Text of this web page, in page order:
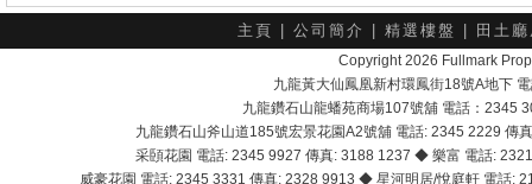
主頁 公司簡介 精選樓盤 田土
Copyright 2026 Fullmark
九龍黃大仙鳳凰新村環鳳街18號A地下
九龍鑽石山龍蟠苑商場107號舖 電話：2345
九龍鑽石山斧山道185號宏景花園A2號舖 電話: 2345 2229
采頣花園 電話: 2345 9927 傳真: 3188 1237 ◆ 樂富 電話:
威豪花園 電話: 2345 3331 傳真: 2328 9913 ◆ 星河明居/悅庭軒 電話